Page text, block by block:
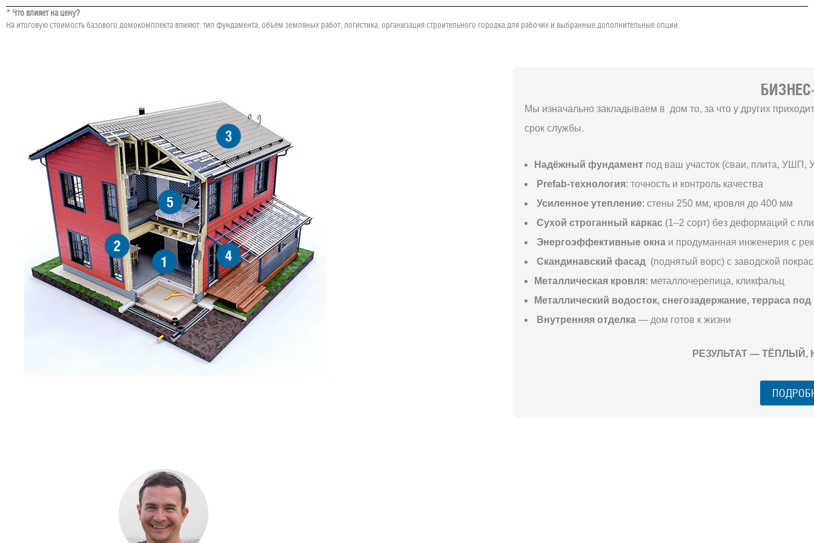
* Что влияет на цену?
На итоговую стоимость базового домокомплекта влияют: тип фундамента, объём земляных работ, логистика, организация строительного городка для рабочих и выбранные дополнительные опции.
1
2
3
4
5
Мы изначально закладываем в дом то, за что у других
срок службы.
Надёжный фундамент под ваш участок (сваи, плита, УШП,
Prefab-технология: точность и контроль качества
Усиленное утепление: стены 250 мм, кровля до 400 мм
Сухой строганный каркас (1–2 сорт) без деформаций с
Энергоэффективные окна и продуманная инженерия с
Скандинавский фасад (поднятый ворс) с заводской
Металлическая кровля: металлочерепица, кликфальц
Металлический водосток, снегозадержание, терраса
Внутренняя отделка — дом готов к жизни
РЕЗУЛЬТАТ —